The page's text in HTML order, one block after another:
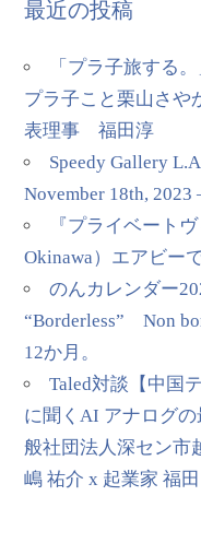
最近の投稿
「プラ子旅する
プラ子こと栗山さや
表理事 福田淳
Speedy Gallery
November 18th,
『プライベート
Okinawa）エアビー
のんカレンダー
“Borderless” Non
12か月。
Taled対談【中国
に聞くAI アナログ
般社団法人深セン市
嶋 祐介 x 起業家 福